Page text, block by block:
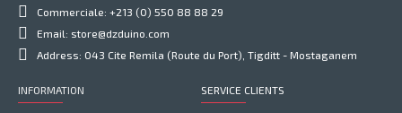
Commerciale: +213 (0) 550 88 88 29
Email: store@dzduino.com
Address: 043 Cite Remila (Route du Port), Tigditt - Mostaganem
INFORMATION SERVICE CLIENTS